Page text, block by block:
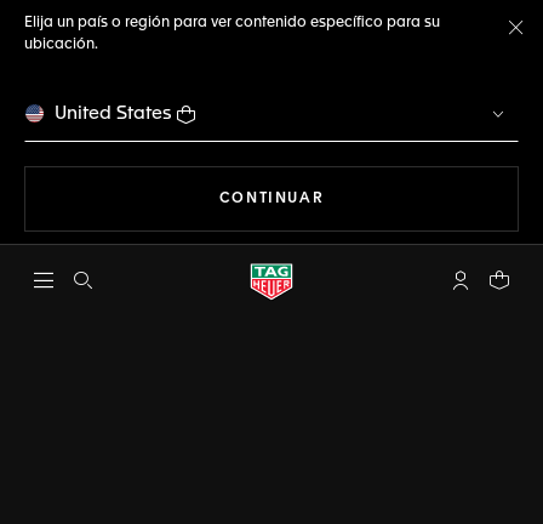
Elija un país o región para ver contenido específico para su
ubicación.
United States
CONTINUAR
Abrir el menú de búsqueda Cuenta Mi
Su